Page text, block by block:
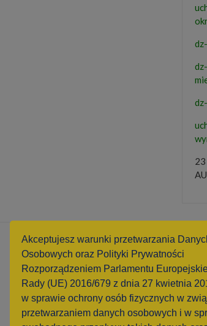
Akceptujesz warunki przetwarzania
Osobowych oraz Polityki Prywatności
Rozporządzeniem Parlamentu
Rady (UE) 2016/679 z dnia 27 kwietnia
w sprawie ochrony osób fizycznych w
przetwarzaniem danych osobowych i w
Copyright © TTBS 2016